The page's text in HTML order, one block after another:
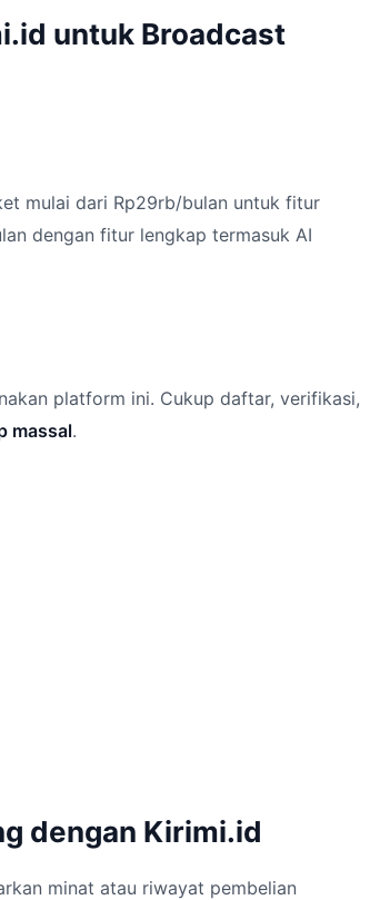
untuk Broadcast
mulai dari Rp29rb/bulan untuk fitur
dengan fitur lengkap termasuk AI
platform ini. Cukup daftar, verifikasi,
massal.
dengan Kirimi.id
minat atau riwayat pembelian